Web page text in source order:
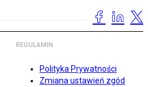
REGULAMIN
Polityka Prywatności
Zmiana ustawień zgód